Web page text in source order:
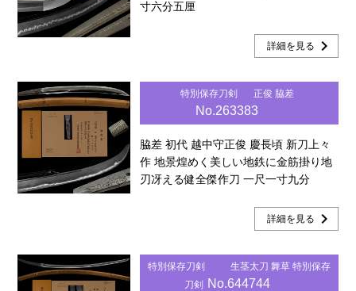
寸六分五厘
詳細を見る chevron_right
特別保存刀剣 正俊 脇差
No.263383
脇差 初代 越中守正俊 慶長頃 新刀上々
作 地景煌めく美しい地鉄に金筋掛り地
刃冴える健全傑作刀 一尺一寸九分
詳細を見る chevron_right
特別保存刀剣
生茎太刀 舞草 特別保存
刀剣
No.644744